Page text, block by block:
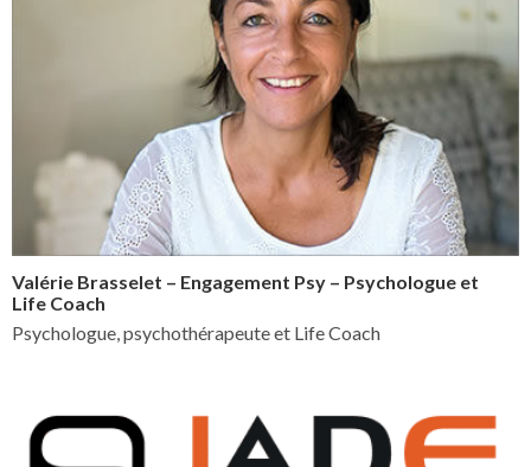
Valérie Brasselet – Engagement Psy – Psychologue et
Life Coach
Psychologue, psychothérapeute et Life Coach